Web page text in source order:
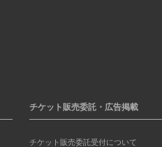
チケット販売委託・広告掲載
チケット販売委託受付について